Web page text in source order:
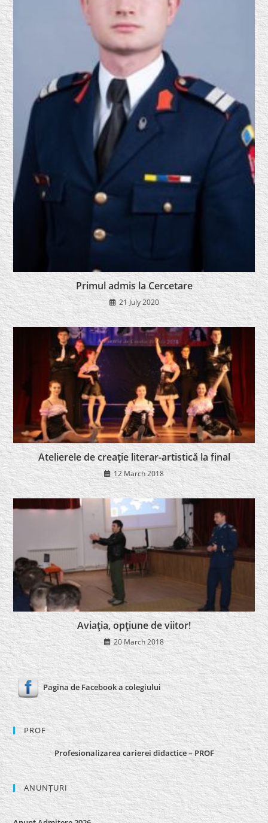
Primul admis la Cercetare
21 July 2020
Atelierele de creaţie literar-artistică la final
12 March 2018
Aviaţia, opţiune de viitor!
20 March 2018
Pagina de Facebook a colegiului
PROF
Profesionalizarea carierei didactice – PROF
ANUNȚURI